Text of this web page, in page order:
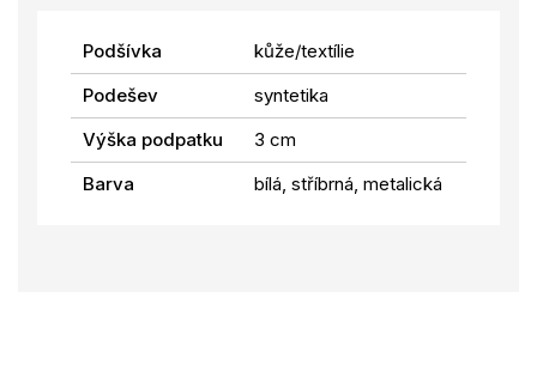
Podšívka
kůže/textílie
Podešev
syntetika
Výška podpatku
3 cm
Barva
bílá, stříbrná, metalická